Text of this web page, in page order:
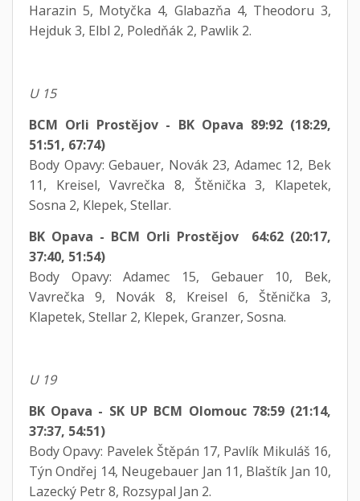
Harazin 5, Motyčka 4, Glabazňa 4, Theodoru 3,
Hejduk 3, Elbl 2, Poledňák 2, Pawlik 2.
U 15
BCM Orli Prostějov - BK Opava 89:92 (18:29,
51:51, 67:74)
​Body Opavy: Gebauer, Novák 23, Adamec 12, Bek
11, Kreisel, Vavrečka 8, Štěnička 3, Klapetek,
Sosna 2, Klepek, Stellar.
BK Opava - BCM Orli Prostějov 64:62 (20:17,
37:40, 51:54)
​Body Opavy: Adamec 15, Gebauer 10, Bek,
Vavrečka 9, Novák 8, Kreisel 6, Štěnička 3,
Klapetek, Stellar 2, Klepek, Granzer, Sosna.
U 19
BK Opava - SK UP BCM Olomouc 78:59 (21:14,
37:37, 54:51)
Body Opavy: Pavelek Štěpán 17, Pavlík Mikuláš 16,
Týn Ondřej 14, Neugebauer Jan 11, Blaštík Jan 10,
Lazecký Petr 8, Rozsypal Jan 2.